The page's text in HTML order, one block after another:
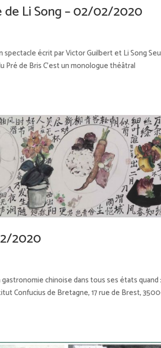
de Li Song – 02/02/2020
spectacle écrit par Victor Guilbert et Li Song
Pré de Bris C’est un monologue théâtral
2020
chinoise dans tous ses états quand
Confucius de Bretagne, 17 rue de Brest,